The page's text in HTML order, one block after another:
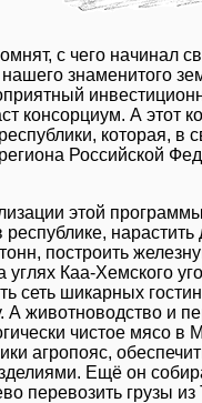
с чего начинал
знаменитого
консорциум. А этот
которая, в
Российской
этой
республике,
построить
углях Каа-Хемского
сеть шикарных
А животноводство и
чистое мясо
агропояс,
Ещё он
перевозить грузы из